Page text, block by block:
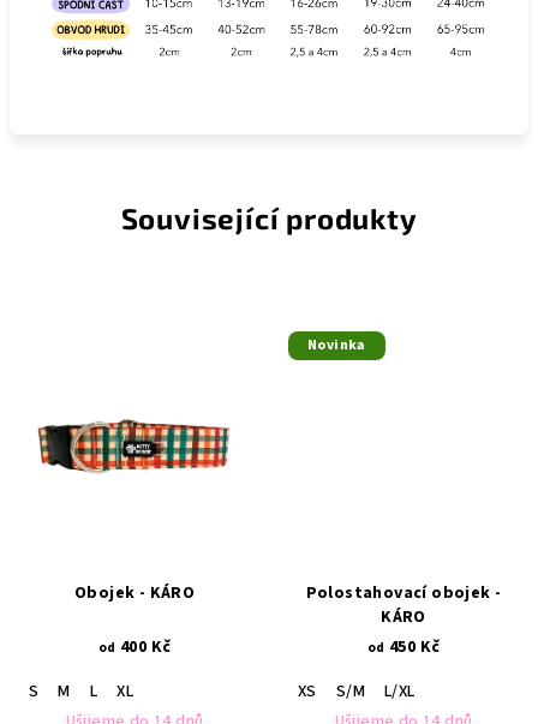
Související produkty
Obojek - KÁRO
od 400 Kč
S
M L
XL
Novinka
Polostahovací obojek -
KÁRO
od 450 Kč
XS
S/M
L/XL